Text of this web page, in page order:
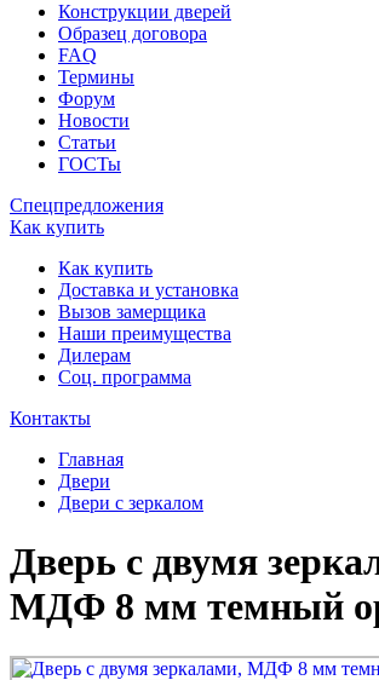
Конструкции дверей
Образец договора
FAQ
Термины
Форум
Новости
Статьи
ГОСТы
Спецпредложения
Как купить
Как купить
Доставка и установка
Вызов замерщика
Наши преимущества
Дилерам
Соц. программа
Контакты
Главная
Двери
Двери с зеркалом
Дверь с двумя
МДФ 8 мм темный